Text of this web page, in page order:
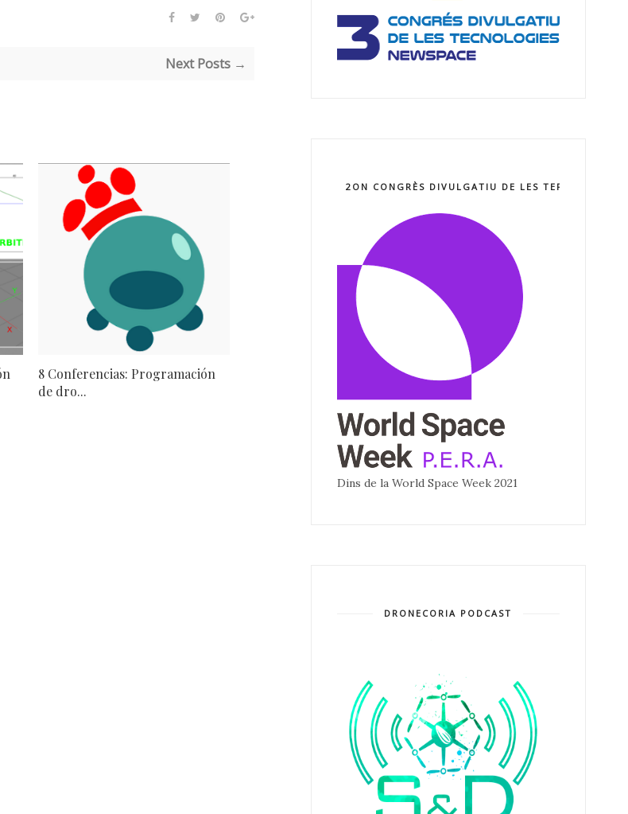
Next Posts →
8 Conferencias: Programación
de dro...
2ON CONGRÈS DIVULGATIU DE LES TERCNOLOGIES
Dins de la World Space Week 2021
DRONECORIA PODCAST